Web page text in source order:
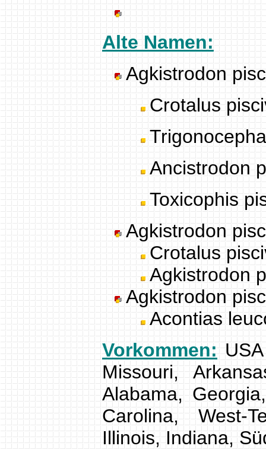
Alte Namen:
Agkistrodon
Crotalus
Ancistrodon
Toxicophis
Agkistrodon
Crotalus
Agkistrodon
Agkistrodon
Acontias
Vorkommen:
Missouri,
Alabama,
Carolina, West-
Illinois, Indiana,